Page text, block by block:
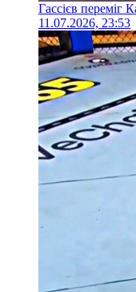
Гассієв переміг
11.07.2026, 23:53